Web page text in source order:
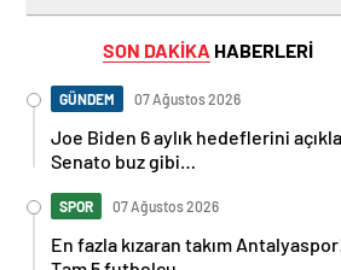
SON DAKİKA HABERLERİ
GÜNDEM 07 Ağustos 2026
Joe Biden 6 aylık hedeflerini
Senato buz gibi…
SPOR 07 Ağustos 2026
En fazla kızaran takım